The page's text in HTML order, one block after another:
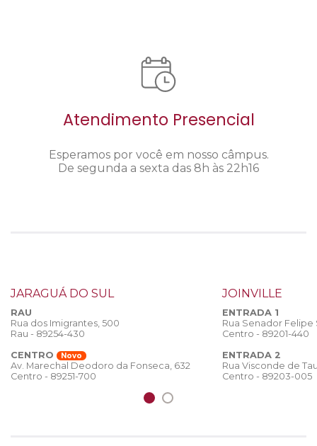
Atendimento Presencial
Esperamos por você em nosso câmpus.
De segunda a sexta das 8h às 22h16
JARAGUÁ DO SUL
RAU
Rua dos Imigrantes, 500
Rau - 89254-430
CENTRO
Novo
Av. Marechal Deodoro da Fonseca, 632
Centro - 89251-700
JOINVILLE
ENTRADA 1
Rua Senador
Centro - 89201-440
ENTRADA 2
Rua Visconde de
Centro - 89203-005